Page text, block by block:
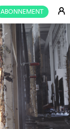
ABONNEMENT E